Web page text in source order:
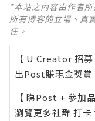
*本站之內容由作者
所有博客的立場、真
任。
【 U Creator 招募
出Post賺現金獎賞
【 睇Post + 參加
瀏覽更多社群 打卡